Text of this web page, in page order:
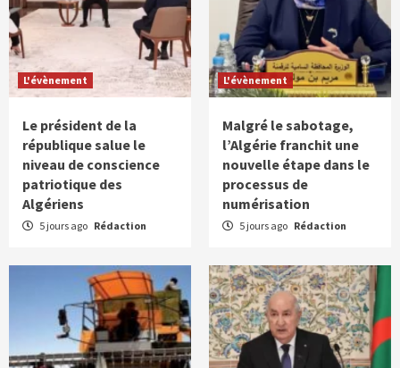
L'évènement
Le président de la
république salue le
niveau de conscience
patriotique des
Algériens
5 jours ago Rédaction
L'évènement
Malgré le sabotage,
l’Algérie franchit une
nouvelle étape dans le
processus de
numérisation
5 jours ago Rédaction